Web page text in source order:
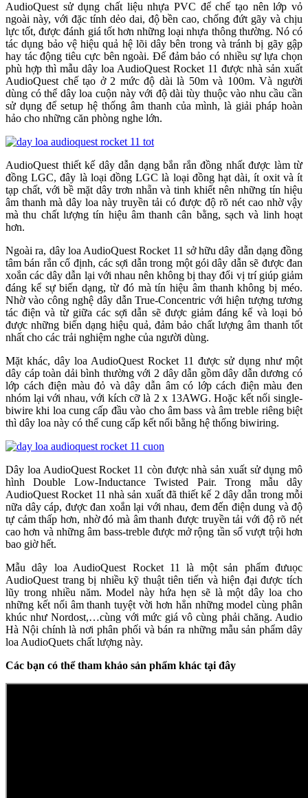
AudioQuest sử dụng chất liệu nhựa PVC để chế tạo nên lớp vỏ
ngoài này, với đặc tính dẻo dai, độ bền cao, chống đứt gãy và chịu
lực tốt, được đánh giá tốt hơn những loại nhựa thông thường. Nó có
tác dụng bảo vệ hiệu quả hệ lõi dây bên trong và tránh bị gãy gập
hay tác động tiêu cực bên ngoài. Để đảm bảo có nhiều sự lựa chọn
phù hợp thì mẫu dây loa AudioQuest Rocket 11 được nhà sản xuất
AudioQuest chế tạo ở 2 mức độ dài là 50m và 100m. Và người
dùng có thể dây loa cuộn này với độ dài tùy thuộc vào nhu cầu cần
sử dụng để setup hệ thống âm thanh của mình, là giải pháp hoàn
hảo cho những căn phòng nghe lớn.
AudioQuest thiết kế dây dẫn dạng bắn rắn đồng nhất được làm từ
đồng LGC, đây là loại đồng LGC là loại đồng hạt dài, ít oxit và ít
tạp chất, với bề mặt dây trơn nhẵn và tinh khiết nên những tín hiệu
âm thanh mà dây loa này truyền tải có được độ rõ nét cao nhờ vậy
mà thu chất lượng tín hiệu âm thanh cân bằng, sạch và linh hoạt
hơn.
Ngoài ra, dây loa AudioQuest Rocket 11 sở hữu dây dẫn dạng đồng
tâm bán rắn cố định, các sợi dẫn trong một gói dây dẫn sẽ được đan
xoắn các dây dẫn lại với nhau nên không bị thay đổi vị trí giúp giảm
đáng kể sự biến dạng, từ đó mà tín hiệu âm thanh không bị méo.
Nhờ vào công nghệ dây dẫn True-Concentric với hiện tượng tương
tác điện và từ giữa các sợi dẫn sẽ được giảm đáng kể và loại bỏ
được những biến dạng hiệu quả, đảm bảo chất lượng âm thanh tốt
nhất cho các trải nghiệm nghe của người dùng.
Mặt khác, dây loa AudioQuest Rocket 11 được sử dụng như một
dây cáp toàn dải bình thường với 2 dây dẫn gồm dây dẫn dương có
lớp cách điện màu đỏ và dây dẫn âm có lớp cách điện màu đen
nhóm lại với nhau, với kích cỡ là 2 x 13AWG. Hoặc kết nối single-
biwire khi loa cung cấp đầu vào cho âm bass và âm treble riêng biệt
thì dây loa này có thể cung cấp kết nối bằng hệ thống biwiring.
Dây loa AudioQuest Rocket 11 còn được nhà sản xuất sử dụng mô
hình Double Low-Inductance Twisted Pair. Trong mẫu dây
AudioQuest Rocket 11 nhà sản xuất đã thiết kế 2 dây dẫn trong mỗi
nữa dây cáp, được đan xoắn lại với nhau, đem đến điện dung và độ
tự cảm thấp hơn, nhờ đó mà âm thanh được truyền tải với độ rõ nét
cao hơn và những âm bass-treble được mở rộng tần số vượt trội hơn
bao giờ hết.
Mẫu dây loa AudioQuest Rocket 11 là một sản phẩm đưuọc
AudioQuest trang bị nhiều kỹ thuật tiên tiến và hiện đại được tích
lũy trong nhiều năm. Model này hứa hẹn sẽ là một dây loa cho
những kết nối âm thanh tuyệt vời hơn hẳn những model cùng phân
khúc như Nordost,…cùng với mức giá vô cùng phải chăng. Audio
Hà Nội chính là nơi phân phối và bán ra những mẫu sản phẩm dây
loa AudioQuets chất lượng này.
Các bạn có thể tham khảo sản phẩm khác tại đây